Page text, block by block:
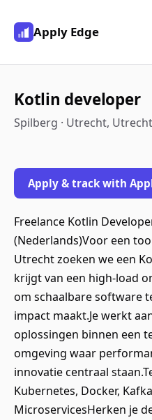
Apply Edge
Kotlin developer
Spilberg · Utrecht,
Apply & track with
Freelance Kotlin
(Nederlands)Voor een
Utrecht zoeken we een
krijgt van een high‑load
om schaalbare software
impact maakt.Je werkt
oplossingen binnen een
omgeving waar
innovatie centraal
Kubernetes, Docker,
MicroservicesHerken je